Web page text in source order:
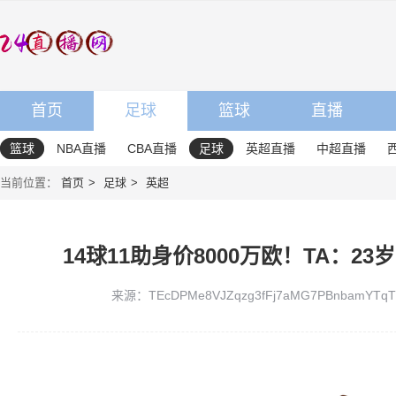
首页 足球 篮球 直播
篮球 NBA直播 CBA直播 足球 英超直播 中超直播
当前位置： 首页 足球 英超
14球11助身价8000万欧！TA：23
来源：